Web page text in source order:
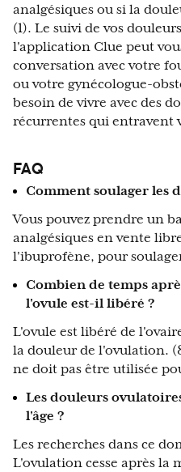
analgésiques ou si la
(1). Le suivi de vos
l'application Clue peut
conversation avec votre
ou votre gynécologue-
besoin de vivre avec des
récurrentes qui entravent
FAQ
Comment soulager les
Vous pouvez prendre un
analgésiques en vente
l'ibuprofène, pour
Combien de temps
l'ovule est-il libéré ?
L'ovule est libéré de
la douleur de l'ovulation.
ne doit pas être utilisée
Les douleurs
l'âge ?
Les recherches dans ce
L'ovulation cesse après la